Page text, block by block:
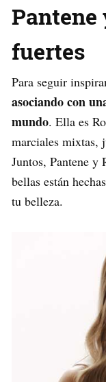
Pantene
fuertes
Para seguir
asociando con
mundo. Ella es
marciales mixtas,
Juntos, Pantene y
bellas están
tu belleza.